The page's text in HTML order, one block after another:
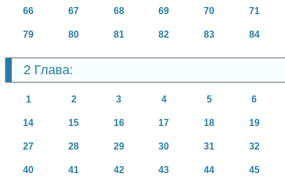
66 67 68 69 70 71
79 80 81 82 83 84
2 Глава:
1 2 3 4 5 6
14 15 16 17 18 19
27 28 29 30 31 32
40 41 42 43 44 45